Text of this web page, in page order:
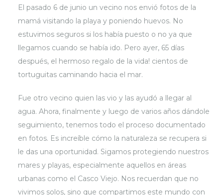
El pasado 6 de junio un vecino nos envió fotos de la
mamá visitando la playa y poniendo huevos. No
estuvimos seguros si los había puesto o no ya que
llegamos cuando se había ido. Pero ayer, 65 días
después, el hermoso regalo de la vida! cientos de
tortuguitas caminando hacia el mar.
Fue otro vecino quien las vio y las ayudó a llegar al
agua. Ahora, finalmente y luego de varios años dándole
seguimiento, tenemos todo el proceso documentado
en fotos. Es increíble cómo la naturaleza se recupera si
le das una oportunidad. Sigamos protegiendo nuestros
mares y playas, especialmente aquellos en áreas
urbanas como el Casco Viejo. Nos recuerdan que no
vivimos solos, sino que compartimos este mundo con